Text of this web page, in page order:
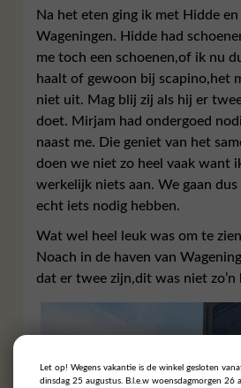
Na het eten ging ik met Hidde
Wageningen. Hidde had
me toch een schoenen,of ik nu
haalt of gewoon bij scapino,het
niet uit. Mag blij zij als hij er
doet. Mirjam had ondergoed
naast me. Die geniet van het
doen we niet zo heel vaak want
werkelijk niets aan. We gaan dus
echt iets nodig hebben.
Wat wel heel leuk was om te
Noach in de haven van
dat er twee zijn,dit was niet zo’n
Let op! Wegens vakantie is de winkel gesloten
dinsdag 25 augustus. B.l.e.w woensdagmorgen 26